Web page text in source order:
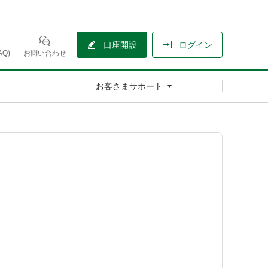
お問い合わせ
口座開設 ログイン
お客さまサポート